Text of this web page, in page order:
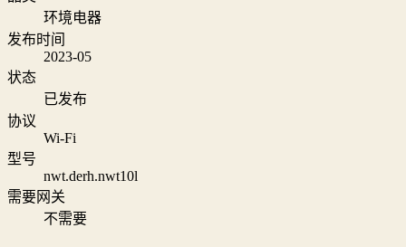
环境电器
发布时间
2023-05
状态
已发布
协议
Wi‑Fi
型号
nwt.derh.nwt10l
需要网关
不需要